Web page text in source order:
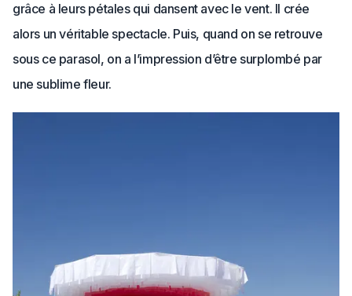
grâce à leurs pétales qui dansent avec le vent. Il crée
alors un véritable spectacle. Puis, quand on se retrouve
sous ce parasol, on a l’impression d’être surplombé par
une sublime fleur.